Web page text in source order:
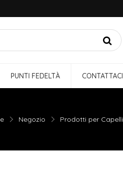
PUNTI FEDELTÀ CONTATTACI
Negozio Prodotti per Capelli